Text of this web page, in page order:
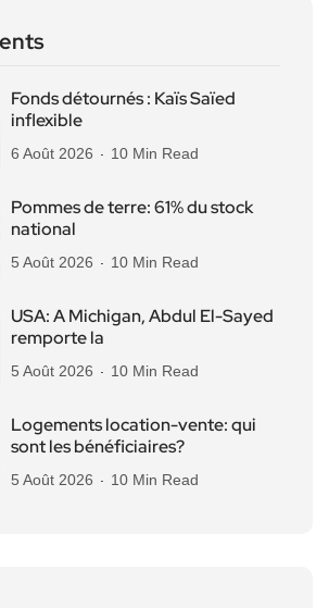
Fonds détournés : Kaïs Saïed
inflexible
6 Août 2026 10 Min Read
Pommes de terre: 61% du stock
national
5 Août 2026 10 Min Read
USA: A Michigan, Abdul El-Sayed
remporte la
5 Août 2026 10 Min Read
Logements location-vente: qui
sont les bénéficiaires?
5 Août 2026 10 Min Read